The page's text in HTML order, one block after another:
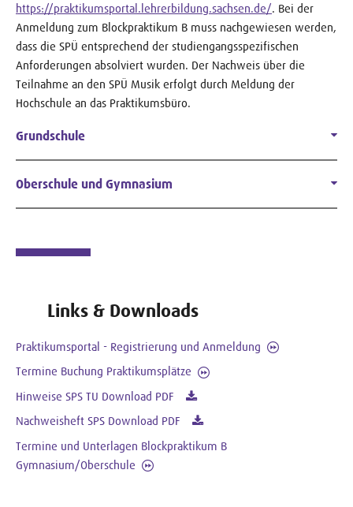
https://praktikumsportal.lehrerbildung.sachsen.de/. Bei der
Anmeldung zum Blockpraktikum B muss nachgewiesen werden,
dass die SPÜ entsprechend der studiengangsspezifischen
Anforderungen absolviert wurden. Der Nachweis über die
Teilnahme an den SPÜ Musik erfolgt durch Meldung der
Hochschule an das Praktikumsbüro.
Grundschule
Oberschule und Gymnasium
Links & Downloads
Praktikumsportal - Registrierung und Anmeldung
Termine Buchung Praktikumsplätze
Hinweise SPS TU Download PDF
Nachweisheft SPS Download PDF
Termine und Unterlagen Blockpraktikum B
Gymnasium/Oberschule